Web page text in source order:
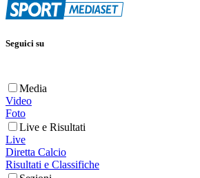
Seguici su
Media
Video
Foto
Live e Risultati
Live
Diretta Calcio
Risultati e Classifiche